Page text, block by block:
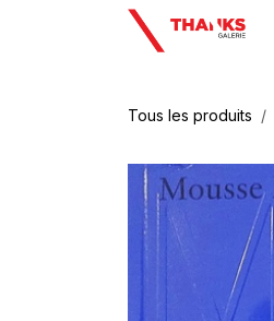
Se rendre au contenu
Tous les produits